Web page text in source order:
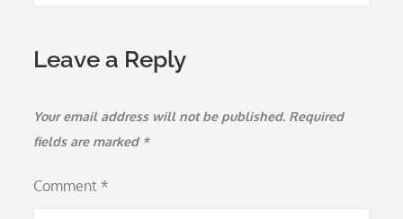
Leave a Reply
Your email address will not be published. Required
fields are marked *
Comment *